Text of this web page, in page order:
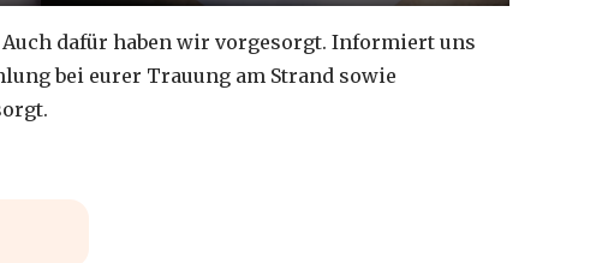
dafür haben wir vorgesorgt. Informiert uns
bei eurer Trauung am Strand sowie